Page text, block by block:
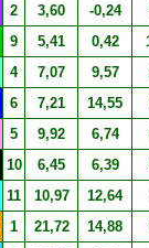
2 3,60 -0,24
9 5,41 0,42
4 7,07 9,57
6 7,21 14,55
5 9,92 6,74
10 6,45 6,39
11 10,97 12,64
1 21,72 14,88